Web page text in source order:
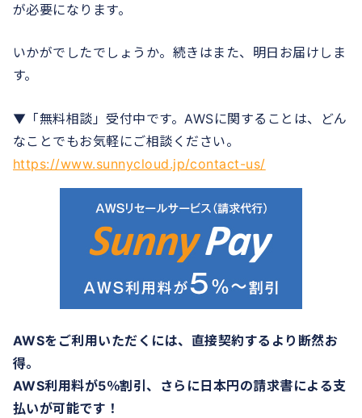
が必要になります。
いかがでしたでしょうか。続きはまた、明日お届けしま
す。
▼「無料相談」受付中です。AWSに関することは、どん
なことでもお気軽にご相談ください。
https://www.sunnycloud.jp/contact-us/
AWSをご利用いただくには、直接契約するより断然お
得。
AWS利用料が5％割引、さらに日本円の請求書による支
払いが可能です！